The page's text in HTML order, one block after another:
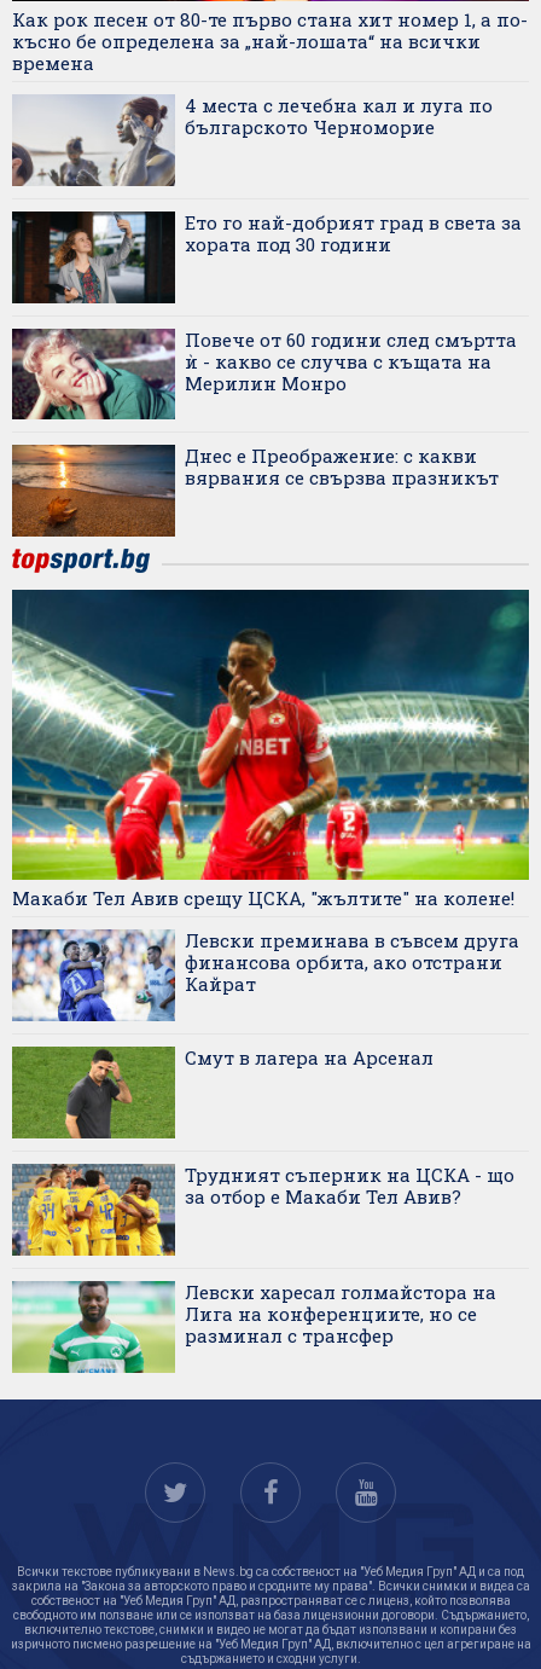
Как рок песен от 80-те първо стана хит номер 1, а по-
късно бе определена за „най-лошата“ на всички
времена
4 места с лечебна кал и луга по
българското Черноморие
Ето го най-добрият град в света за
хората под 30 години
Повече от 60 години след смъртта
ѝ - какво се случва с къщата на
Мерилин Монро
Днес е Преображение: с какви
вярвания се свързва празникът
Макаби Тел Авив срещу ЦСКА, "жълтите" на колене!
Левски преминава в съвсем друга
финансова орбита, ако отстрани
Кайрат
Смут в лагера на Арсенал
Трудният съперник на ЦСКА - що
за отбор е Макаби Тел Авив?
Левски харесал голмайстора на
Лига на конференциите, но се
разминал с трансфер
Всички текстове публикувани в News.bg са собственост на "Уеб Медия Груп" АД и са под
закрила на "Закона за авторското право и сродните му права". Всички снимки и видеа са
собственост на "Уеб Медия Груп" АД, разпространяват се с лиценз, който позволява
свободното им ползване или се използват на база лицензионни договори. Съдържанието,
включително текстове, снимки и видео не могат да бъдат използвани и копирани без
изричното писмено разрешение на "Уеб Медия Груп" АД, включително с цел агрегиране на
съдържанието и сходни услуги.